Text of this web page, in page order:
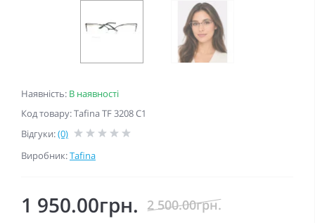
Наявність: В наявності
Код товару: Tafina TF 3208 C1
Відгуки:(0)
Виробник:Tafina
1 950.00грн. 2 500.00грн.